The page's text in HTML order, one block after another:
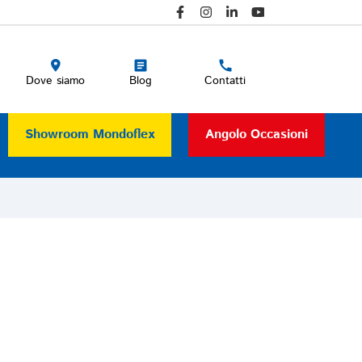
Dove siamo Blog Contatti
Showroom Mondoflex Angolo Occasioni